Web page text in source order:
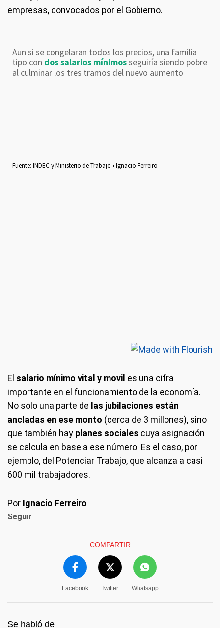
empresas, convocados por el Gobierno.
El salario mínimo vital y movil es una cifra
importante en el funcionamiento de la economía.
No solo una parte de las jubilaciones están
ancladas en ese monto (cerca de 3 millones), sino
que también hay planes sociales cuya asignación
se calcula en base a ese número. Es el caso, por
ejemplo, del Potenciar Trabajo, que alcanza a casi
600 mil trabajadores.
Por Ignacio Ferreiro
Seguir
COMPARTIR
Facebook Twitter Whatsapp
Se habló de